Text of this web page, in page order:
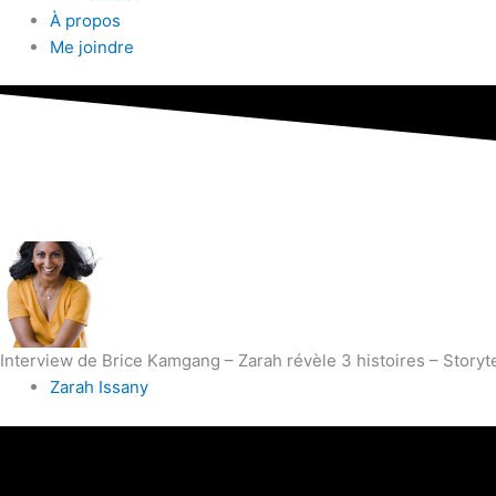
À propos
Me joindre
Interview de Brice Kamgang – Zarah révèle 3 histoires –
Zarah Issany